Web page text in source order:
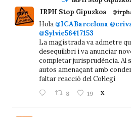
IRPH Stop Gipuzkoa
Hola @ICABarcelona
@Sylvie56417153
La magistrada va admetre
desequilibri i va anunciar
completar jurisprudència. Al
autos amenaçant amb
faltar reacció del Col·legi
8 19 X